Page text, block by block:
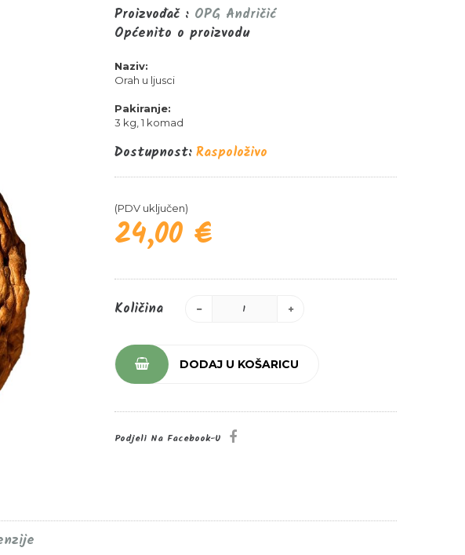
Proizvođač : OPG Andričić
Općenito o proizvodu
Naziv:
Orah u ljusci
Pakiranje:
3 kg, 1 komad
Dostupnost:Raspoloživo
(PDV uključen)
24,00 €
Količina
DODAJ U KOŠARICU
Podjeli Na Facebook-U